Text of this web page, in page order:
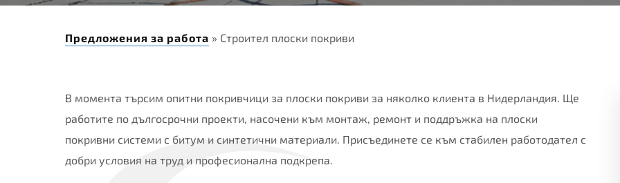
Предложения за работа » Строител плоски покриви
В момента търсим опитни покривчици за плоски покриви за няколко клиента в Нидерландия. Ще
работите по дългосрочни проекти, насочени към монтаж, ремонт и поддръжка на плоски
покривни системи с битум и синтетични материали. Присъединете се към стабилен работодател с
добри условия на труд и професионална подкрепа.